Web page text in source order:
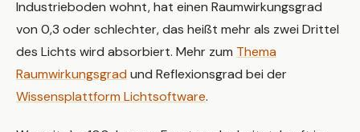
Industrieboden wohnt, hat einen Raumwirkungsgrad
von 0,3 oder schlechter, das heißt mehr als zwei Drittel
des Lichts wird absorbiert. Mehr zum Thema
Raumwirkungsgradund Reflexionsgrad bei der
Wissensplattform Lichtsoftware.